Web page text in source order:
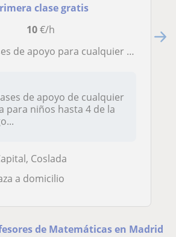
clase gratis
10€/h
para cualquier asignatura para niños hasta los 16 años
de apoyo de cualquier
para niños hasta 4 de la
Coslada
a domicilio
de Matemáticas en Madrid